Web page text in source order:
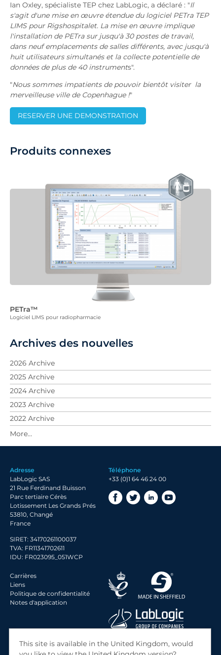
Ian Oxley, spécialiste TEP chez LabLogic, a déclaré : "Il
s'agit d'une mise en œuvre étendue du logiciel PETra TEP
LIMS pour Rigshospitalet. La mise en œuvre implique
l'installation de PETra sur jusqu'à 30 postes de travail,
dans neuf emplacements de salles différents, avec jusqu'à
huit utilisateurs simultanés et la collecte potentielle de
données de plus de 40 instruments".
"Nous sommes impatients de pouvoir bientôt visiter la
merveilleuse ville de Copenhague !"
RESERVER UNE DEMONSTRATION
Produits connexes
PETra™
Logiciel LIMS pour radiopharmacie
Archives des nouvelles
2026 Archive
2025 Archive
2024 Archive
2023 Archive
2022 Archive
2021 Archive
2020 Archive
2018 Archive
2017 Archive
Adresse
LabLogic SAS
21 Rue Ferdinand Buisson
Parc tertiaire Cérès
Lotissement Les Grands Prés
53810, Changé
France
SIRET: 34170261100037
TVA: FR11341702611
IDU: FR023095_051WCP
Téléphone
+33 (0)1 64 46 24 00
Carrières
Liens
Politique de confidentialité
Notes d'application
© 2026 LabLogic Systems Ltd.
Site by Jack Sleight
This site is available in the United Kingdom, would